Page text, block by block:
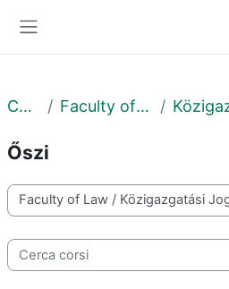
Corsi Faculty of Law
Őszi
Categorie di corso
Cerca corsi